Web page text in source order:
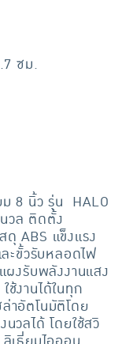
ซม.
ม 8 นิ้ว รุ่น HALO
นวล ติดตั้ง
ABS แข็งแรง
ะขั้วรับหลอดไฟ
ผงรับพลังงานแสง
ช้งานได้ในทุก
าอัตโนมัติโดย
วลได้ โดยใช้สวิ